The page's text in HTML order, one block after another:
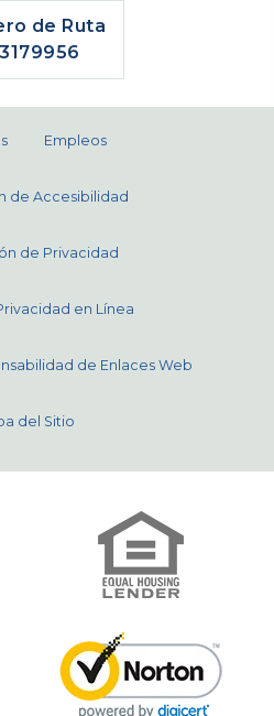
de Ruta
Empleos
de Accesibilidad
de Privacidad
en Línea
de Enlaces Web
del Sitio